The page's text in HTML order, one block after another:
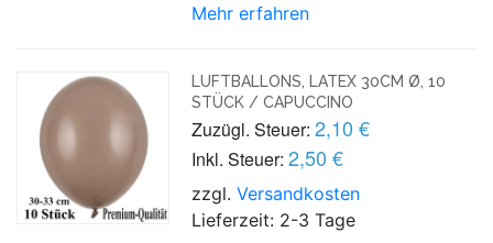
Mehr erfahren
LUFTBALLONS, LATEX 30CM Ø, 10
STÜCK / CAPUCCINO
Zuzügl. Steuer: 2,10 €
Inkl. Steuer: 2,50 €
zzgl.Versandkosten
Lieferzeit: 2-3 Tage